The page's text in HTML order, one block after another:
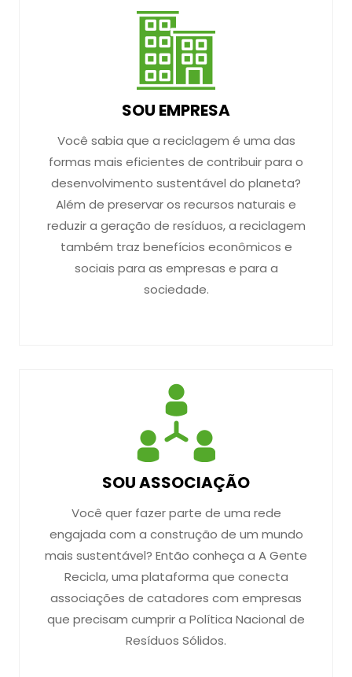
SOU EMPRESA
Você sabia que a reciclagem é uma das
formas mais eficientes de contribuir para o
desenvolvimento sustentável do planeta?
Além de preservar os recursos naturais e
reduzir a geração de resíduos, a reciclagem
também traz benefícios econômicos e
sociais para as empresas e para a
sociedade.
SOU ASSOCIAÇÃO
Você quer fazer parte de uma rede
engajada com a construção de um mundo
mais sustentável? Então conheça a A Gente
Recicla, uma plataforma que conecta
associações de catadores com empresas
que precisam cumprir a Política Nacional de
Resíduos Sólidos.